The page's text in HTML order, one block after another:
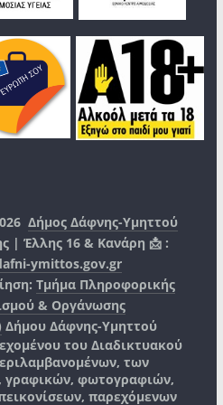
Δήμος Δάφνης-Υμηττού
| Έλλης 16 & Κανάρη 📩 :
ymittos.gov.gr
Τμήμα Πληροφορικής
& Οργάνωσης
Δήμου Δάφνης-Υμηττού
του Διαδικτυακού
των
γραφικών, φωτογραφιών,
παρεχόμενων